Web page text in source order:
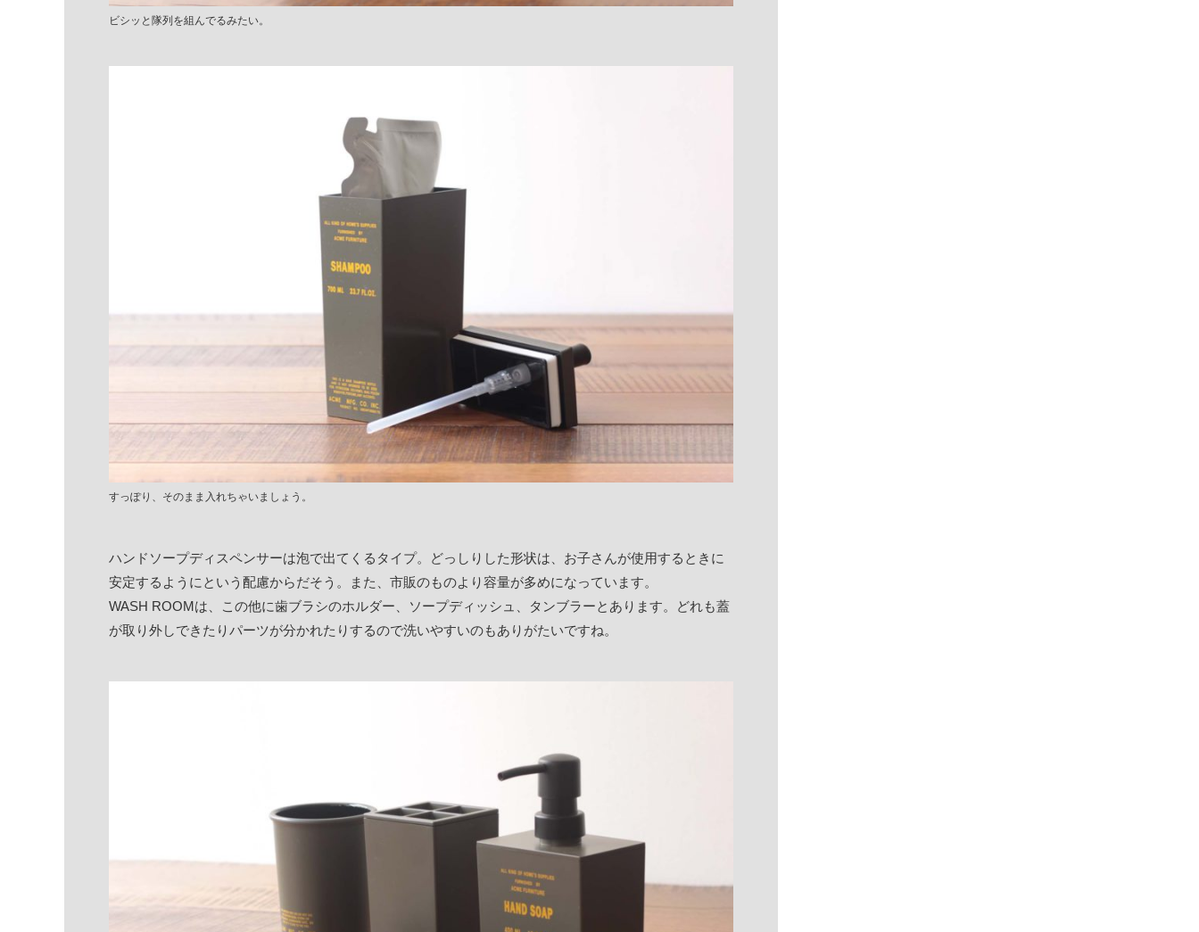
ビシッと隊列を組んでるみたい。
すっぽり、そのまま入れちゃいましょう。
ハンドソープディスペンサーは泡で出てくるタイプ。どっしりした形状は、お子さんが使用するときに
安定するようにという配慮からだそう。また、市販のものより容量が多めになっています。
WASH ROOMは、この他に歯ブラシのホルダー、ソープディッシュ、タンブラーとあります。どれも蓋
が取り外しできたりパーツが分かれたりするので洗いやすいのもありがたいですね。